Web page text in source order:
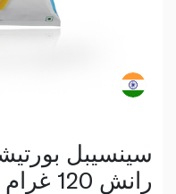
سينسيبل
رانش 120 غرام